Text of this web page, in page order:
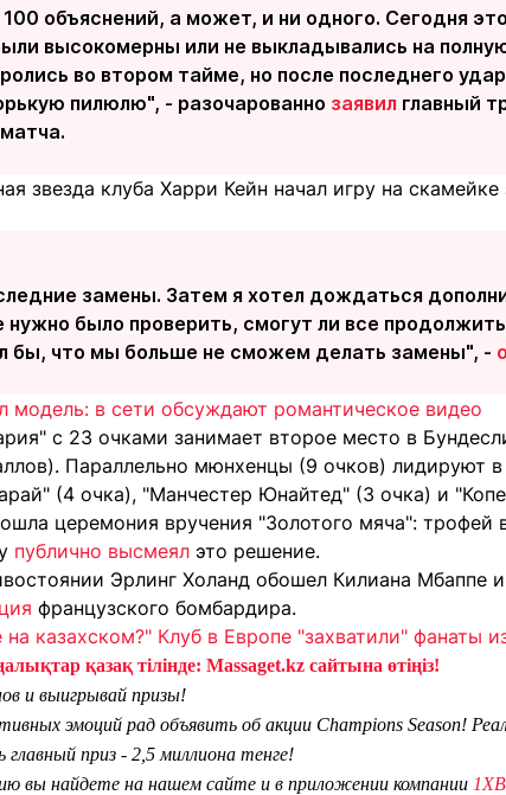
объяснений, а может, и ни одного. Сегодня
высокомерны или не выкладывались на
во втором тайме, но после последнего
пилюлю", - разочарованно заявил главный
звезда клуба Харри Кейн начал игру на
замены. Затем я хотел дождаться
нужно было проверить, смогут ли все
бы, что мы больше не сможем делать замены", -
модель: в сети обсуждают романтическое видео
с 23 очками занимает второе место в
Параллельно мюнхенцы (9 очков) лидируют
(4 очка), "Манчестер Юнайтед" (3 очка) и
церемония вручения "Золотого мяча": трофей
публично высмеял это решение.
Эрлинг Холанд обошел Килиана Мбаппе
французского бомбардира.
казахском?" Клуб в Европе "захватили" фанаты
қазақ тілінде: Massaget.kz сайтына өтіңіз!
и выигрывай призы!
эмоций рад объявить об акции Champions Season!
приз - 2,5 миллиона тенге!
вы найдете на нашем сайте и в приложении компании